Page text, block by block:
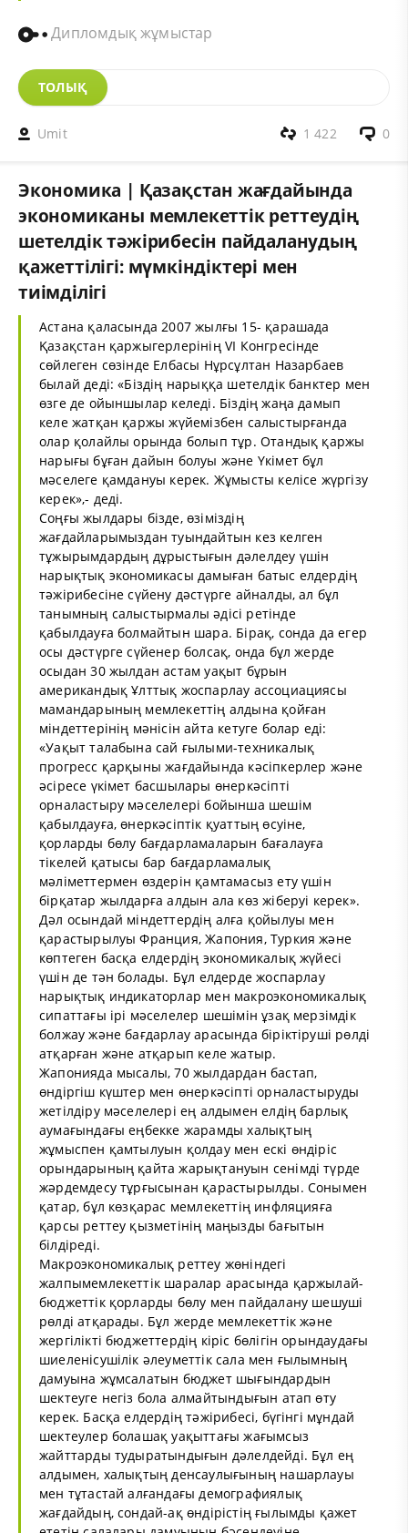
Дипломдық жұмыстар
ТОЛЫҚ
Umit 0
1 422
Экономика | Қазақстан жағдайында
экономиканы мемлекеттік реттеудің
шетелдік тәжірибесін пайдаланудың
қажеттілігі: мүмкіндіктері мен
тиімділігі
Астана қаласында 2007 жылғы 15- қарашада
Қазақстан қаржыгерлерінің VI Конгресінде
сөйлеген сөзінде Елбасы Нұрсұлтан Назарбаев
былай деді: «Біздің нарыққа шетелдік банктер мен
өзге де ойыншылар келеді. Біздің жаңа дамып
келе жатқан қаржы жүйемізбен салыстырғанда
олар қолайлы орында болып тұр. Отандық қаржы
нарығы бұған дайын болуы және Үкімет бұл
мәселеге қамдануы керек. Жұмысты келісе жүргізу
керек»,- деді.
Соңғы жылдары бізде, өзіміздің
жағдайларымыздан туындайтын кез келген
тұжырымдардың дұрыстығын дәлелдеу үшін
нарықтық экономикасы дамыған батыс елдердің
тәжірибесіне сүйену дәстүрге айналды, ал бұл
танымның салыстырмалы әдісі ретінде
қабылдауға болмайтын шара. Бірақ, сонда да егер
осы дәстүрге сүйенер болсақ, онда бұл жерде
осыдан 30 жылдан астам уақыт бұрын
американдық Ұлттық жоспарлау ассоциациясы
мамандарының мемлекеттің алдына қойған
міндеттерінің мәнісін айта кетуге болар еді:
«Уақыт талабына сай ғылыми-техникалық
прогресс қарқыны жағдайында кәсіпкерлер және
әсіресе үкімет басшылары өнеркәсіпті
орналастыру мәселелері бойынша шешім
қабылдауға, өнеркәсіптік қуаттың өсуіне,
қорларды бөлу бағдарламаларын бағалауға
тікелей қатысы бар бағдарламалық
мәліметтермен өздерін қамтамасыз ету үшін
бірқатар жылдарға алдын ала көз жіберуі керек».
Дәл осындай міндеттердің алға қойылуы мен
қарастырылуы Франция, Жапония, Туркия және
көптеген басқа елдердің экономикалық жүйесі
үшін де тән болады. Бұл елдерде жоспарлау
нарықтық индикаторлар мен макроэкономикалық
сипаттағы ірі мәселелер шешімін ұзақ мерзімдік
болжау және бағдарлау арасында біріктіруші рөлді
атқарған және атқарып келе жатыр.
Жапонияда мысалы, 70 жылдардан бастап,
өндіргіш күштер мен өнеркәсіпті орналастыруды
жетілдіру мәселелері ең алдымен елдің барлық
аумағындағы еңбекке жарамды халықтың
жұмыспен қамтылуын қолдау мен ескі өндіріс
орындарының қайта жарықтануын сенімді түрде
жәрдемдесу тұрғысынан қарастырылды. Сонымен
қатар, бұл көзқарас мемлекеттің инфляцияға
қарсы реттеу қызметінің маңызды бағытын
білдіреді.
Макроэкономикалық реттеу жөніндегі
жалпымемлекеттік шаралар арасында қаржылай-
бюджеттік қорларды бөлу мен пайдалану шешуші
рөлді атқарады. Бұл жерде мемлекеттік және
жергілікті бюджеттердің кіріс бөлігін орындаудағы
шиеленісушілік әлеуметтік сала мен ғылымның
дамуына жұмсалатын бюджет шығындардын
шектеуге негіз бола алмайтындығын атап өту
керек. Басқа елдердің тәжірибесі, бүгінгі мұндай
шектеулер болашақ уақыттағы жағымсыз
жайттарды тудыратындығын дәлелдейді. Бұл ең
алдымен, халықтың денсаулығының нашарлауы
мен тұтастай алғандағы демографиялық
жағдайдың, сондай-ақ өндірістің ғылымды қажет